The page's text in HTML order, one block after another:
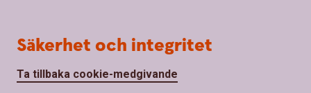
Säkerhet och integritet
Ta tillbaka cookie-medgivande